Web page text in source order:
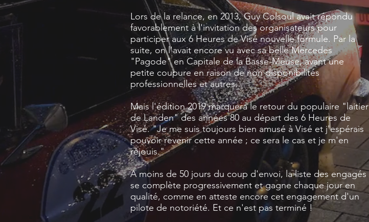
Lors de la relance, en 2013, Guy Colsoul avait répondu
favorablement à l'invitation des organisateurs pour
participer aux 6 Heures de Visé nouvelle formule. Par la
suite, on l'avait encore vu avec sa belle Mercedes
"Pagode" en Capitale de la Basse-Meuse, avant une
petite coupure en raison de non disponibilités
professionnelles et autres.
Mais l'édition 2019 marquera le retour du populaire "laitier
de Landen" des années 80 au départ des 6 Heures de
Visé. "Je me suis toujours bien amusé à Visé et j'espérais
pouvoir revenir cette année ; ce sera le cas et je m'en
réjouis."
A moins de 50 jours du coup d'envoi, la liste des engagés
se complète progressivement et gagne chaque jour en
qualité, comme en atteste encore cet engagement d'un
pilote de notoriété. Et ce n'est pas terminé !